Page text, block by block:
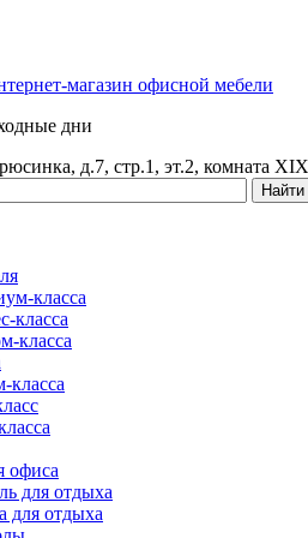
магазин офисной мебели
дни
д.7, стр.1, эт.2, комната
класса
класса
класса
класса
офиса
для отдыха
для отдыха